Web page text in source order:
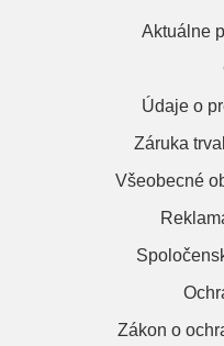
Aktuálne
Údaje o
Záruka
Všeobecné
Zákon o